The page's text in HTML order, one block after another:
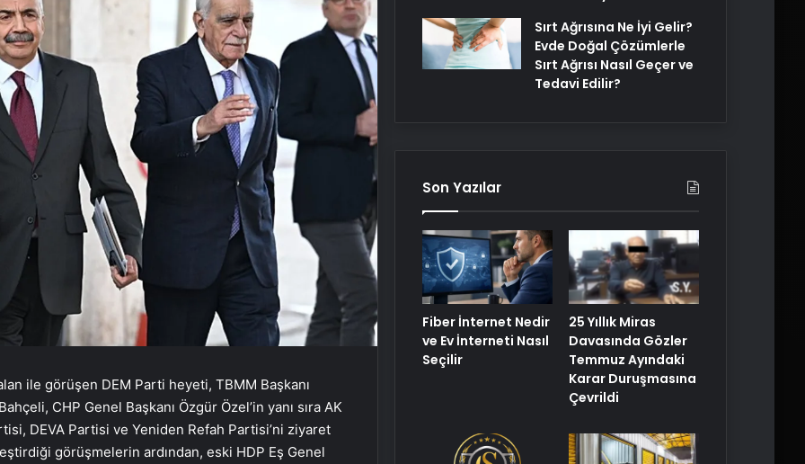
ile görüşen DEM Parti heyeti, TBMM Başkanı
CHP Genel Başkanı Özgür Özel’in yanı sıra AK
DEVA Partisi ve Yeniden Refah Partisi’ni ziyaret
görüşmelerin ardından, eski HDP Eş Genel
Sırt Ağrısına Ne İyi Gelir?
Evde Doğal Çözümlerle
Sırt Ağrısı Nasıl Geçer ve
Tedavi Edilir?
Son Yazılar
Fiber İnternet Nedir
ve Ev İnterneti Nasıl
Seçilir
25 Yıllık Miras
Davasında Gözler
Temmuz Ayındaki
Karar Duruşmasına
Çevrildi